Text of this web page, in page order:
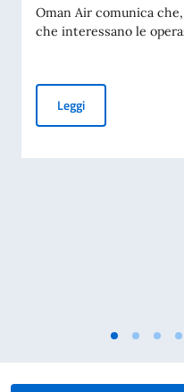
Oman Air comunica
che interessano le
LeggiAVVISO OMAN